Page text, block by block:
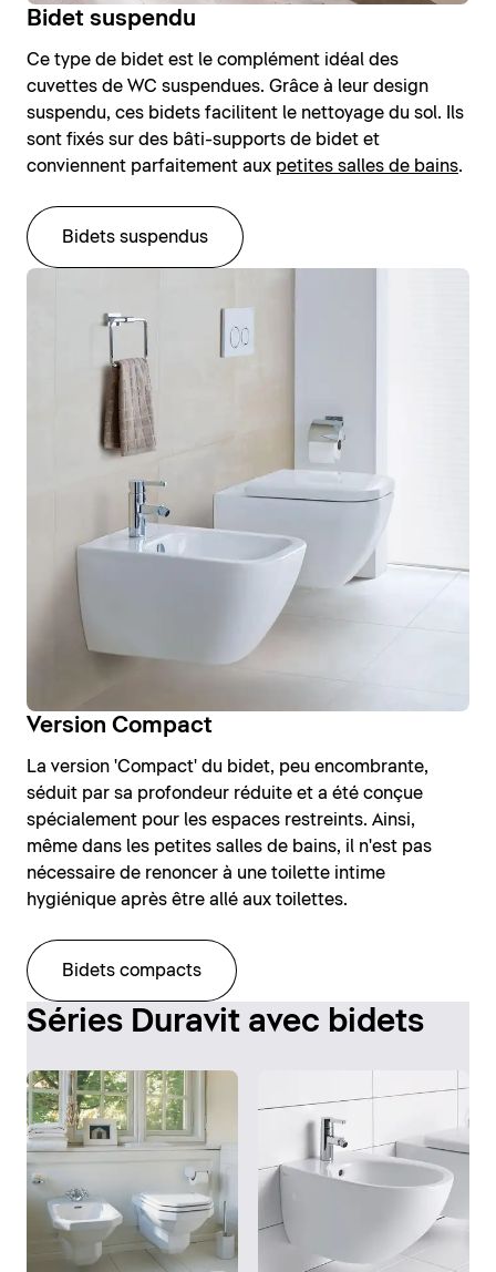
Bidet suspendu
Ce type de bidet est le complément idéal des
cuvettes de WC suspendues. Grâce à leur design
suspendu, ces bidets facilitent le nettoyage du sol. Ils
sont fixés sur des bâti-supports de bidet et
conviennent parfaitement aux petites salles de bains.
Bidets suspendus
Version Compact
La version 'Compact' du bidet, peu encombrante,
séduit par sa profondeur réduite et a été conçue
spécialement pour les espaces restreints. Ainsi,
même dans les petites salles de bains, il n'est pas
nécessaire de renoncer à une toilette intime
hygiénique après être allé aux toilettes.
Bidets compacts
Séries Duravit avec bidets